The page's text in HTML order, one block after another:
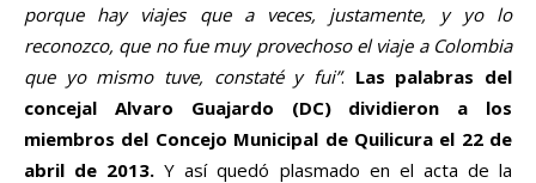
porque hay viajes que a veces, justamente, y yo lo
reconozco, que no fue muy provechoso el viaje a Colombia
que yo mismo tuve, constaté y fui”. Las palabras del
concejal Alvaro Guajardo (DC) dividieron a los
miembros del Concejo Municipal de Quilicura el 22 de
abril de 2013. Y así quedó plasmado en el acta de la